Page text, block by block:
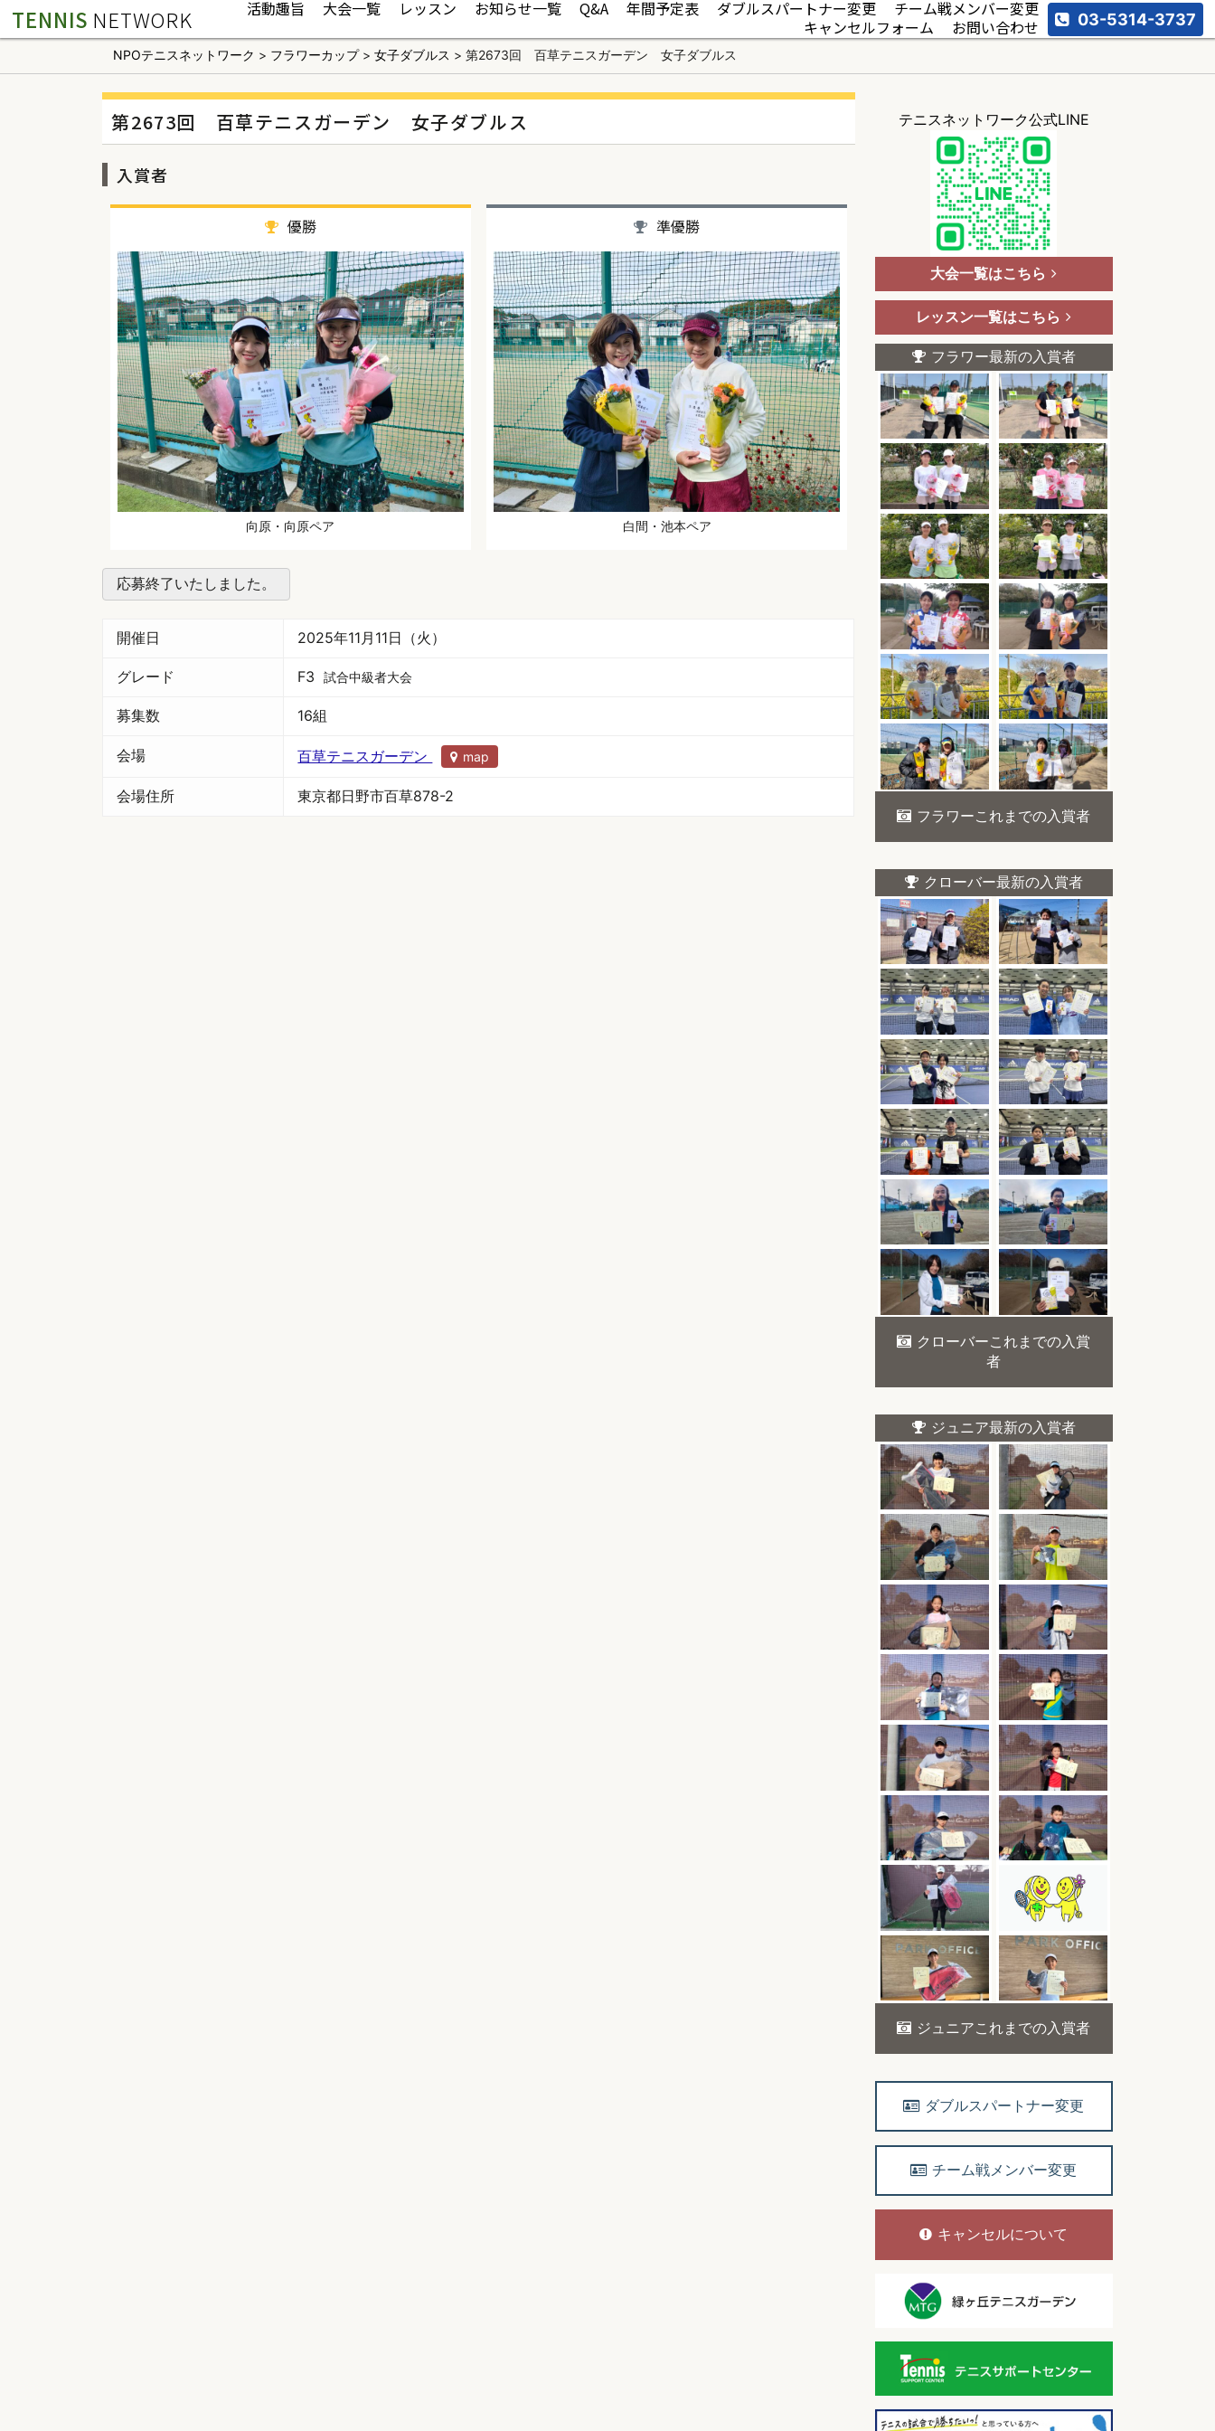
TENNIS NETWORK 活動趣旨 大会一覧 レッスン お知らせ一覧 Q&A 年間予定表 ダブルスパートナー変更
チーム戦メンバー変更
キャンセルフォーム
お問い合わせ 03-5314-3737
NPOテニスネットワーク > フラワーカップ> 女子ダブルス > 第2673回 百草テニスガーデン 女子ダブルス
第2673回 百草テニスガーデン 女子ダブルス
入賞者
優勝
向原・向原ペア
準優勝
白間・池本ペア
応募終了いたしました。
開催日 2025年11月11日（火）
グレード F3 試合中級者大会
募集数 16組
会場 百草テニスガーデン map
会場住所 東京都日野市百草878-2
テニスネットワーク公式LINE
大会一覧はこちら
レッスン一覧はこちら
フラワー最新の入賞者
フラワーこれまでの入賞者
クローバー最新の入賞者
クローバーこれまでの入賞
者
ジュニア最新の入賞者
ジュニアこれまでの入賞者
ダブルスパートナー変更
チーム戦メンバー変更
キャンセルについて